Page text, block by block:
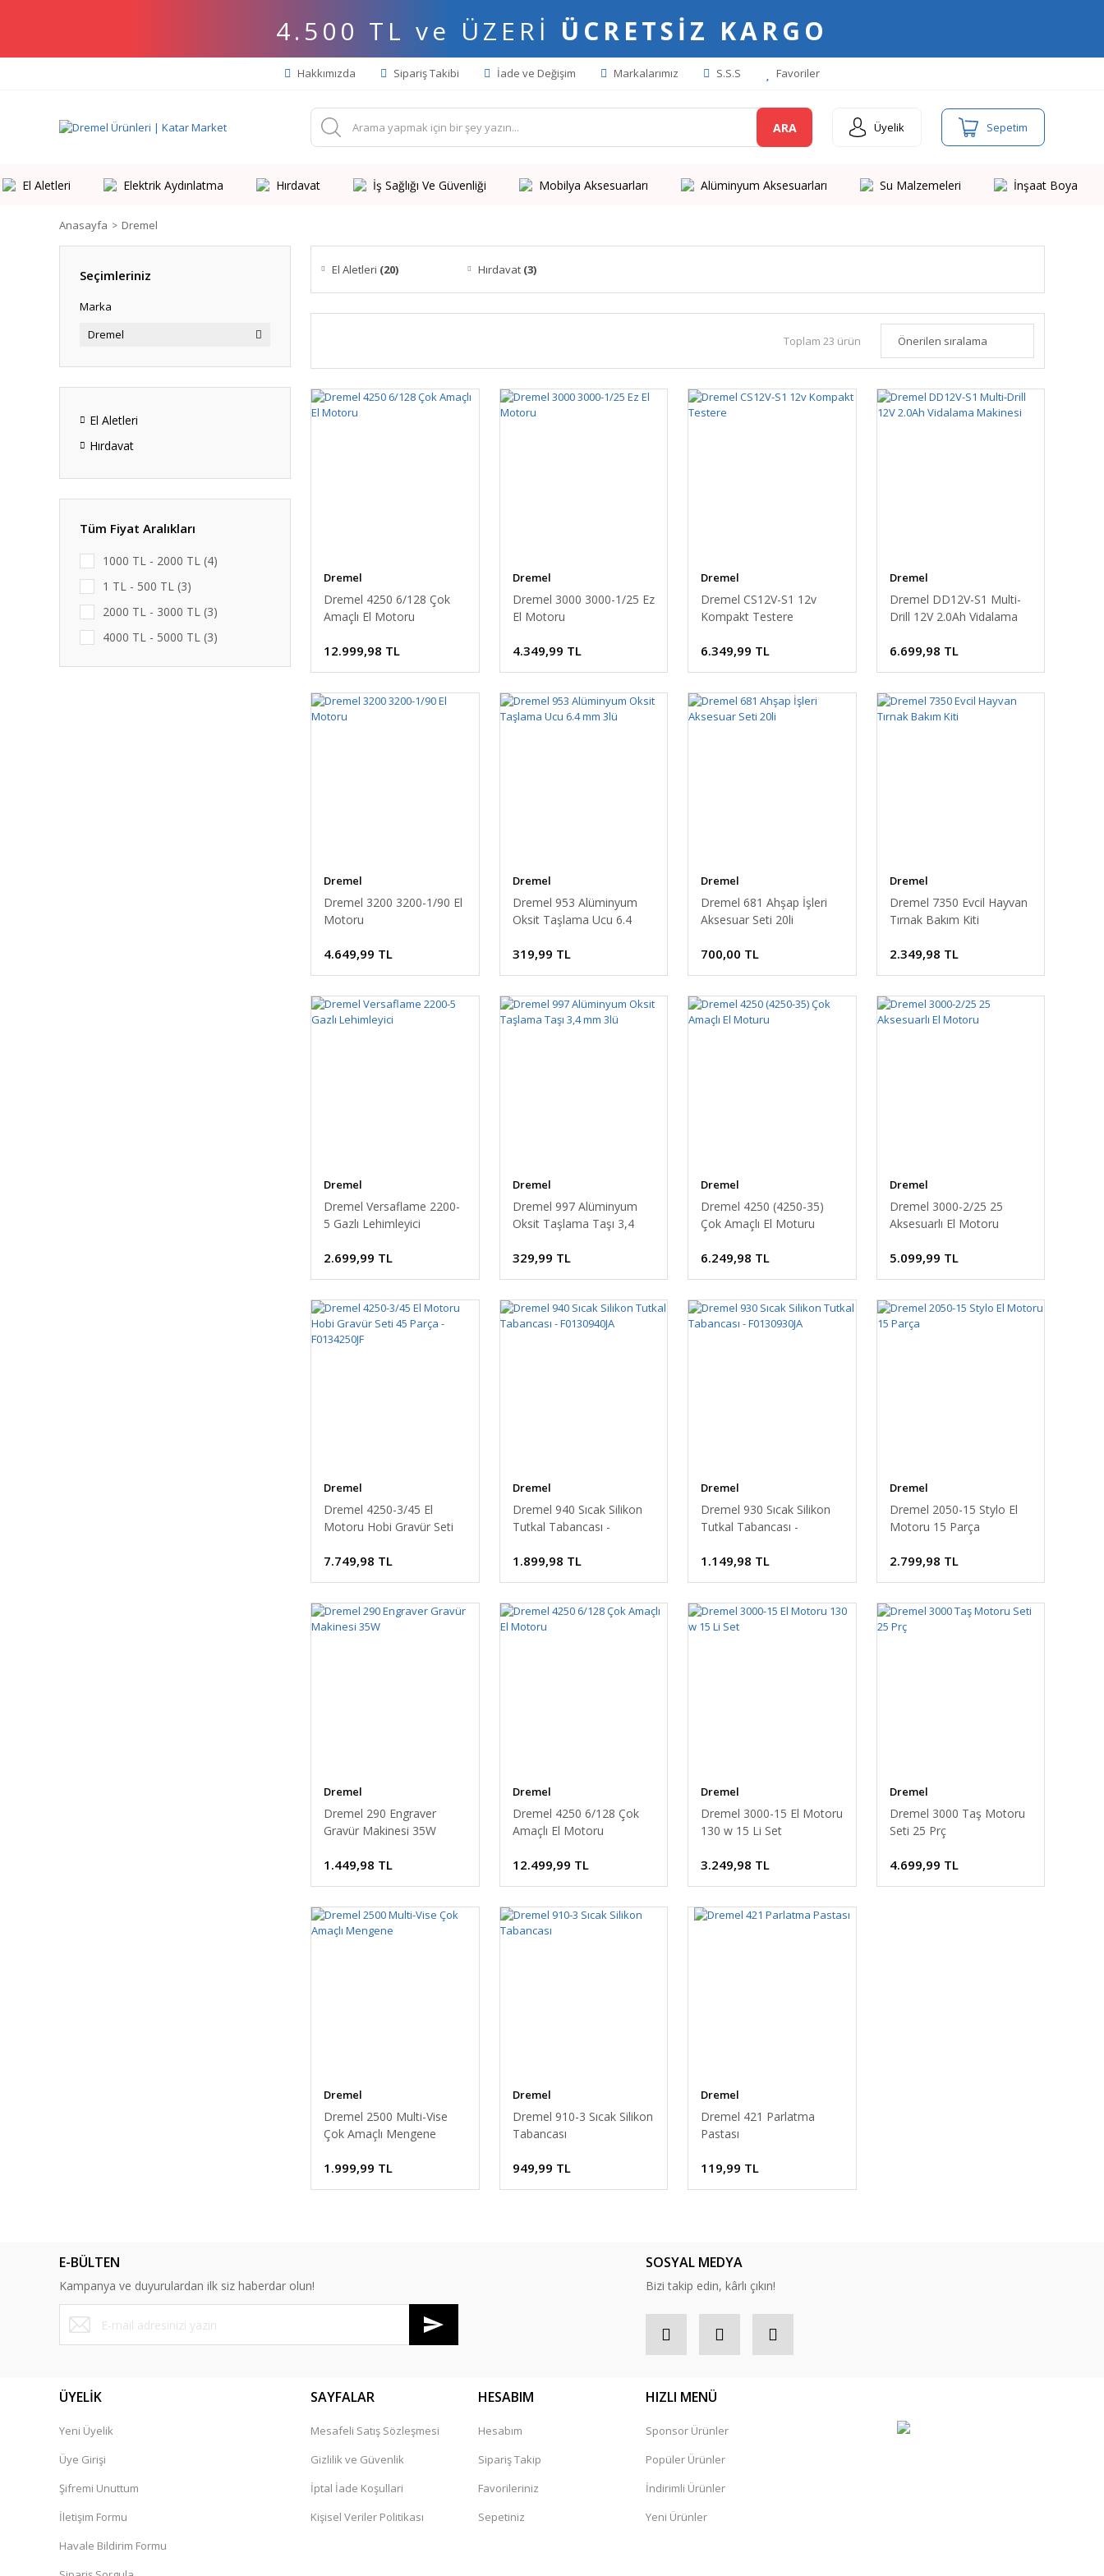
4.500 TL ve ÜZERİ ÜCRETSİZ KARGO
Hakkımızda Sipariş Takibi İade ve Değişim Markalarımız S.S.S Favoriler
ARA Üyelik Sepetim
El Aletleri Elektrik Aydınlatma Hırdavat İş Sağlığı Ve Güvenliği Mobilya Aksesuarları Alüminyum Aksesuarları Su Malzemeleri İnşaat Boya
Anasayfa Dremel
Seçimleriniz
Marka
Dremel
El Aletleri
Hırdavat
Tüm Fiyat Aralıkları
1000 TL - 2000 TL (4)
1 TL - 500 TL (3)
2000 TL - 3000 TL (3)
4000 TL - 5000 TL (3)
6000 TL - 7000 TL (3)
El Aletleri (20) Hırdavat (3)
Toplam 23 ürün
Dremel
Dremel 4250 6/128 Çok
Amaçlı El Motoru
12.999,98 TL
Dremel
Dremel 3000 3000-1/25 Ez
El Motoru
4.349,99 TL
Dremel
Dremel CS12V-S1 12v
Kompakt Testere
6.349,99 TL
Dremel
Dremel DD12V-S1 Multi-
Drill 12V 2.0Ah Vidalama
6.699,98 TL
Dremel
Dremel 3200 3200-1/90 El
Motoru
4.649,99 TL
Dremel
Dremel 953 Alüminyum
Oksit Taşlama Ucu 6.4
319,99 TL
Dremel
Dremel 681 Ahşap İşleri
Aksesuar Seti 20li
700,00 TL
Dremel
Dremel 7350 Evcil Hayvan
Tırnak Bakım Kiti
2.349,98 TL
Dremel
Dremel Versaflame 2200-
5 Gazlı Lehimleyici
2.699,99 TL
Dremel
Dremel 997 Alüminyum
Oksit Taşlama Taşı 3,4
329,99 TL
Dremel
Dremel 4250 (4250-35)
Çok Amaçlı El Moturu
6.249,98 TL
Dremel
Dremel 3000-2/25 25
Aksesuarlı El Motoru
5.099,99 TL
Dremel
Dremel 4250-3/45 El
Motoru Hobi Gravür Seti
7.749,98 TL
Dremel
Dremel 940 Sıcak Silikon
Tutkal Tabancası -
1.899,98 TL
Dremel
Dremel 930 Sıcak Silikon
Tutkal Tabancası -
1.149,98 TL
Dremel
Dremel 2050-15 Stylo El
Motoru 15 Parça
2.799,98 TL
Dremel
Dremel 290 Engraver
Gravür Makinesi 35W
1.449,98 TL
Dremel
Dremel 4250 6/128 Çok
Amaçlı El Motoru
12.499,99 TL
Dremel
Dremel 3000-15 El Motoru
130 w 15 Li Set
3.249,98 TL
Dremel
Dremel 3000 Taş Motoru
Seti 25 Prç
4.699,99 TL
Dremel
Dremel 2500 Multi-Vise
Çok Amaçlı Mengene
1.999,99 TL
Dremel
Dremel 910-3 Sıcak Silikon
Tabancası
949,99 TL
Dremel
Dremel 421 Parlatma
Pastası
119,99 TL
E-BÜLTEN
Kampanya ve duyurulardan ilk siz haberdar olun!
SOSYAL MEDYA
Bizi takip edin, kârlı çıkın!
ÜYELİK
Yeni Üyelik
Üye Girişi
Şifremi Unuttum
İletişim Formu
Havale Bildirim Formu
SAYFALAR
Mesafeli Satış Sözleşmesi
Gizlilik ve Güvenlik
İptal İade Koşullari
Kişisel Veriler Politikası
HESABIM
Hesabım
Sipariş Takip
Favorileriniz
Sepetiniz
HIZLI MENÜ
Sponsor Ürünler
Popüler Ürünler
İndirimli Ürünler
Yeni Ürünler